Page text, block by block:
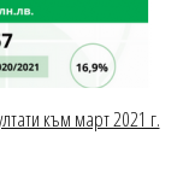
към март 2021 г.